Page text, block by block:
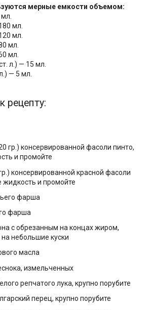
мерные емкости объемом:
мл.
мл.
мл.
мл.
мл.
л.) — 15 мл.
— 5 мл.
рецепту:
гр.) консервированной фасоли пинто,
и промойте
консервированной красной фасоли
жидкость и промойте
фарша
фарша
с обрезанным на концах жиром,
небольшие куски
масла
измельченных
репчатого лука, крупно порубите
перец, крупно порубите